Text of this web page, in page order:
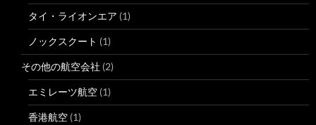
タイ・ライオンエア (1)
ノックスクート (1)
その他の航空会社 (2)
エミレーツ航空 (1)
香港航空 (1)